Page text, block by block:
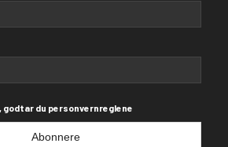
du personvernreglene